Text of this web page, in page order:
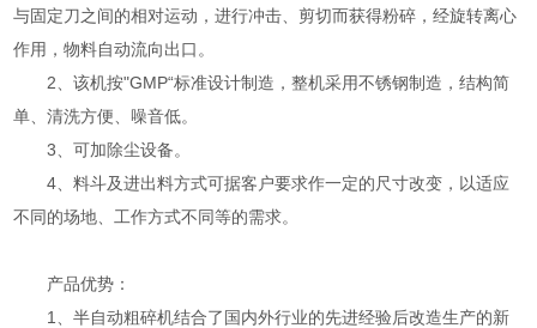
与固定刀之间的相对运动，进行冲击、剪切而获得粉碎，经旋转离心
作用，物料自动流向出口。
2、该机按"GMP“标准设计制造，整机采用不锈钢制造，结构简
单、清洗方便、噪音低。
3、可加除尘设备。
4、料斗及进出料方式可据客户要求作一定的尺寸改变，以适应
不同的场地、工作方式不同等的需求。
产品优势：
1、半自动粗碎机结合了国内外行业的先进经验后改造生产的新